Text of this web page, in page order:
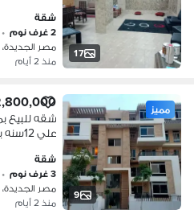
17
حيوي قريب
الرئيسية
شقة
2 غرف نوم
•
مصر الجديدة،
منذ 2 أيام
9
مميز 2,800,000
علي 12سنه بدون فوائد
شقة
3 غرف نوم
•
مصر الجديدة،
منذ 2 أيام